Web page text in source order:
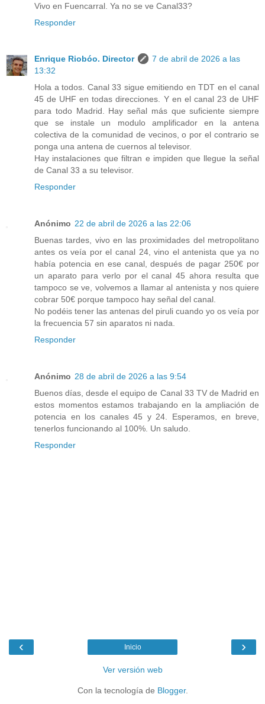
Vivo en Fuencarral. Ya no se ve Canal33?
Responder
Enrique Riobóo. Director
7 de abril de 2026 a las
13:32
Hola a todos. Canal 33 sigue emitiendo en TDT en el canal
45 de UHF en todas direcciones. Y en el canal 23 de UHF
para todo Madrid. Hay señal más que suficiente siempre
que se instale un modulo amplificador en la antena
colectiva de la comunidad de vecinos, o por el contrario se
ponga una antena de cuernos al televisor.
Hay instalaciones que filtran e impiden que llegue la señal
de Canal 33 a su televisor.
Responder
Anónimo 22 de abril de 2026 a las 22:06
Buenas tardes, vivo en las proximidades del metropolitano
antes os veía por el canal 24, vino el antenista que ya no
había potencia en ese canal, después de pagar 250€ por
un aparato para verlo por el canal 45 ahora resulta que
tampoco se ve, volvemos a llamar al antenista y nos quiere
cobrar 50€ porque tampoco hay señal del canal.
No podéis tener las antenas del piruli cuando yo os veía por
la frecuencia 57 sin aparatos ni nada.
Responder
Anónimo 28 de abril de 2026 a las 9:54
Buenos días, desde el equipo de Canal 33 TV de Madrid en
estos momentos estamos trabajando en la ampliación de
potencia en los canales 45 y 24. Esperamos, en breve,
tenerlos funcionando al 100%. Un saludo.
Responder
‹ ›
Inicio
Ver versión web
Con la tecnología de Blogger.